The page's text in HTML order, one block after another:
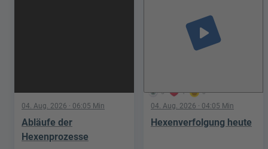
04. Aug. 2026 · 06:05 Min
Abläufe der
Hexenprozesse
5 1 0
play_arrow
04. Aug. 2026 · 04:05 Min
Hexenverfolgung heute